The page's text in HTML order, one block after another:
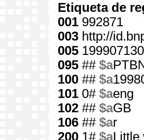
Etiqueta de
001 992871
003 http://
005
095 ## $a
100 ## $a
101 0# $aeng
102 ## $aGB
106 ## $ar
200 1# $aLittle